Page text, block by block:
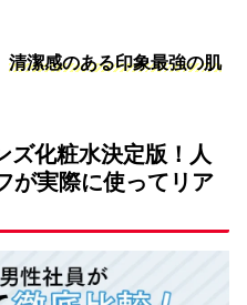
清潔感のある印象最強の肌
ズ化粧水決定版！人
が実際に使ってリア